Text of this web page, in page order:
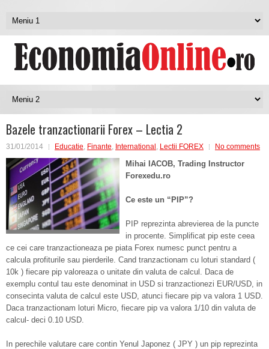
Bazele tranzactionarii Forex – Lectia 2
31/01/2014 Educatie, Finante, International , Lectii FOREX No comments
Mihai IACOB, Trading Instructor
Forexedu.ro
Ce este un “PIP”?
PIP reprezinta abrevierea de la puncte
in procente. Simplificat pip este ceea
ce cei care tranzactioneaza pe piata Forex numesc punct pentru a
calcula profiturile sau pierderile. Cand tranzactionam cu loturi standard (
10k ) fiecare pip valoreaza o unitate din valuta de calcul. Daca de
exemplu contul tau este denominat in USD si tranzactionezi EUR/USD, in
consecinta valuta de calcul este USD, atunci fiecare pip va valora 1 USD.
Daca tranzactionam loturi Micro, fiecare pip va valora 1/10 din valuta de
calcul- deci 0.10 USD.
In perechile valutare care contin Yenul Japonez ( JPY ) un pip reprezinta